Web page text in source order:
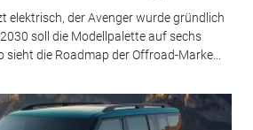
elektrisch, der Avenger wurde gründlich
soll die Modellpalette auf sechs
sieht die Roadmap der Offroad-Marke...